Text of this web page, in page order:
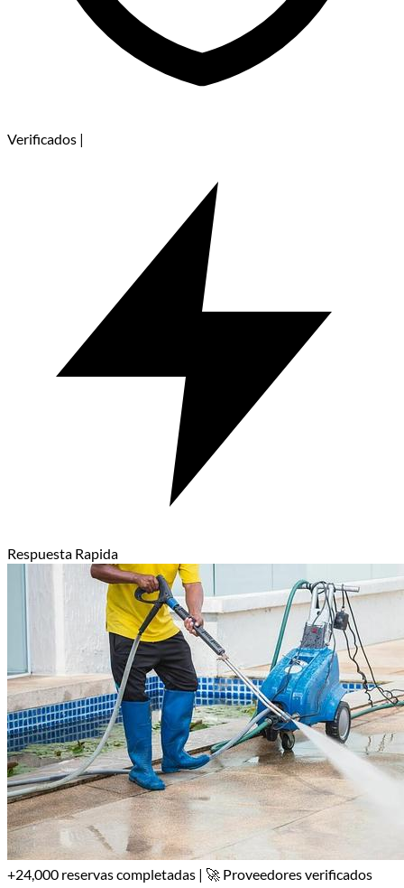
Verificados |
Respuesta Rapida
+24,000 reservas completadas | 🚀 Proveedores verificados